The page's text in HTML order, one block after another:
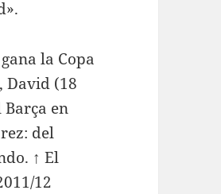
la Copa
David (18
Barça en
del
↑ El
12